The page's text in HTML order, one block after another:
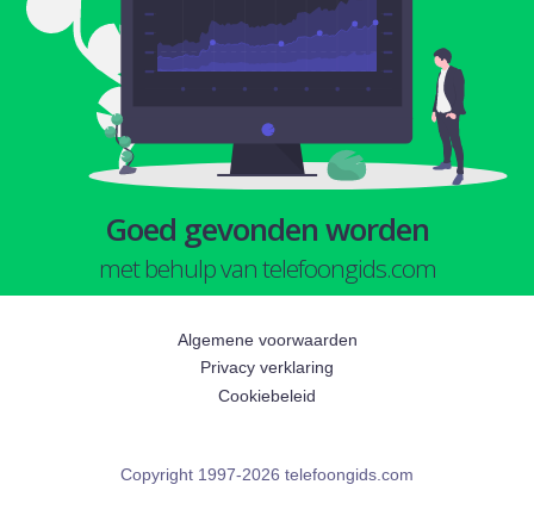
Goed gevonden worden
met behulp van telefoongids.com
Algemene voorwaarden
Privacy verklaring
Cookiebeleid
Copyright 1997-2026 telefoongids.com